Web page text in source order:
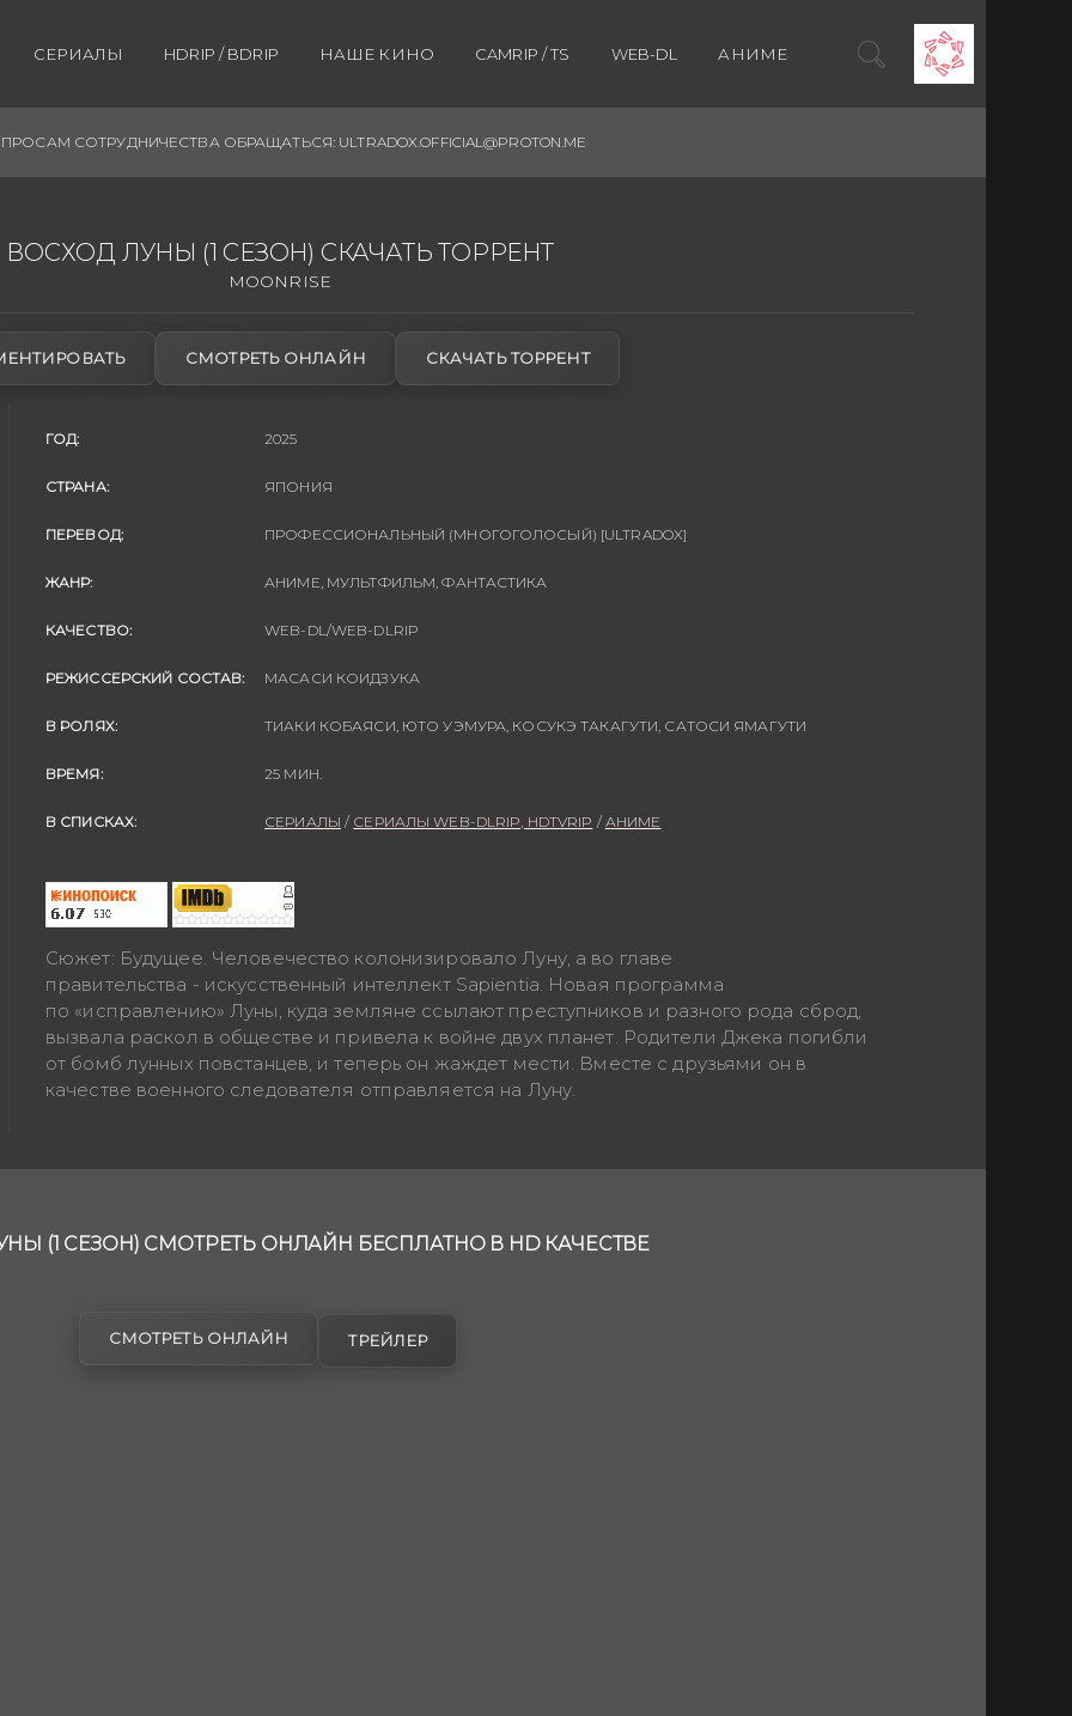
СЕРИАЛЫ HDRIP / BDRIP НАШЕ КИНО CAMRIP / TS WEB-DL АНИМЕ
СОТРУДНИЧЕСТВА ОБРАЩАТЬСЯ: ULTRADOX.OFFICIAL@PROTON.ME
ВОСХОД ЛУНЫ (1 СЕЗОН) СКАЧАТЬ ТОРРЕНТ
MOONRISE
СМОТРЕТЬ ОНЛАЙН СКАЧАТЬ ТОРРЕНТ
ГОД: 2025
СТРАНА: ЯПОНИЯ
ПЕРЕВОД: ПРОФЕССИОНАЛЬНЫЙ (МНОГОГОЛОСЫЙ) [ULTRADOX]
ЖАНР: АНИМЕ, МУЛЬТФИЛЬМ, ФАНТАСТИКА
КАЧЕСТВО: WEB-DL/WEB-DLRIP
РЕЖИССЕРСКИЙ СОСТАВ: МАСАСИ КОИДЗУКА
В РОЛЯХ: ТИАКИ КОБАЯСИ, ЮТО УЭМУРА, КОСУКЭ ТАКАГУТИ, САТОСИ ЯМАГУТИ
ВРЕМЯ: 25 МИН.
В СПИСКАХ: СЕРИАЛЫ / СЕРИАЛЫ WEB-DLRIP, HDTVRIP / АНИМЕ
Сюжет: Будущее. Человечество колонизировало Луну, а во главе
правительства - искусственный интеллект Sapientia. Новая программа
по «исправлению» Луны, куда земляне ссылают преступников и разного рода сброд,
вызвала раскол в обществе и привела к войне двух планет. Родители Джека погибли
от бомб лунных повстанцев, и теперь он жаждет мести. Вместе с друзьями он в
качестве военного следователя отправляется на Луну.
(1 СЕЗОН) СМОТРЕТЬ ОНЛАЙН БЕСПЛАТНО В HD КАЧЕСТВЕ
СМОТРЕТЬ ОНЛАЙН ТРЕЙЛЕР